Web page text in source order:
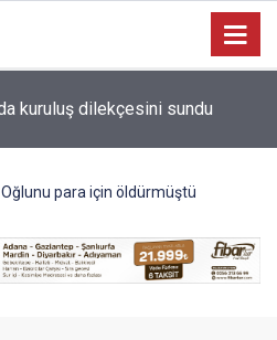
Oğlunu para için öldürmüştü